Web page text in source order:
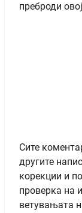
преброди
Сите
другите
корекции и
проверка на
ветувањата